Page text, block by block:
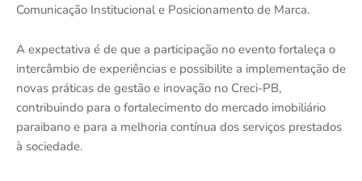
Comunicação Institucional e Posicionamento de Marca.
A expectativa é de que a participação no evento fortaleça o
intercâmbio de experiências e possibilite a implementação de
novas práticas de gestão e inovação no Creci-PB,
contribuindo para o fortalecimento do mercado imobiliário
paraibano e para a melhoria contínua dos serviços prestados
à sociedade.